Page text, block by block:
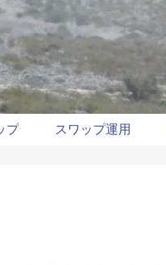
プ スワップ運用